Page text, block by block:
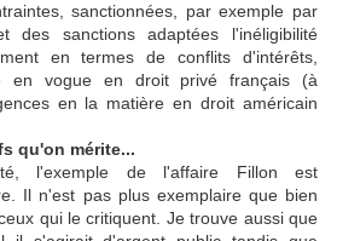
sanctionnées, par exemple par
des sanctions adaptées l'inéligibilité
en termes de conflits d'intérêts,
en vogue en droit privé français (à
en la matière en droit américain
qu'on mérite...
l'exemple de l'affaire Fillon est
Il n'est pas plus exemplaire que bien
qui le critiquent. Je trouve aussi que